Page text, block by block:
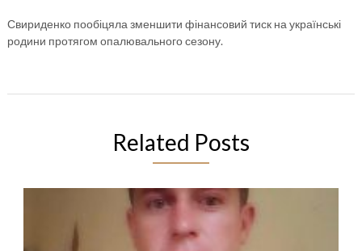
Свириденко пообіцяла зменшити фінансовий тиск на українські
родини протягом опалювального сезону.
Related Posts